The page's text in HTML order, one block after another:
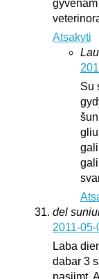
Atsakyti
Su
del
2011-
Laba
dabar 3
pasiimt.